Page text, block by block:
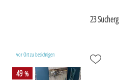
23
vor Ort zu besichtigen
49%